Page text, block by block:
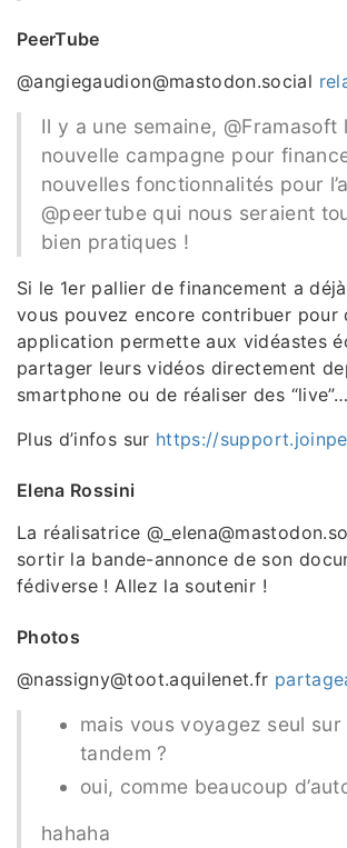
PeerTube
@angiegaudion@mastodon.social
Il y a une semaine, @Framasoft
nouvelle campagne pour
nouvelles fonctionnalités pour
@peertube qui nous seraient
bien pratiques !
Si le 1er pallier de financement a
vous pouvez encore contribuer pour
application permette aux vidéastes
partager leurs vidéos directement
smartphone ou de réaliser des “live”…
Plus d’infos sur https://
Elena Rossini
La réalisatrice
sortir la bande-annonce de son
fédiverse ! Allez la soutenir !
Photos
@nassigny@toot.aquilenet.fr
mais vous voyagez seul
tandem ?
oui, comme beaucoup
hahaha